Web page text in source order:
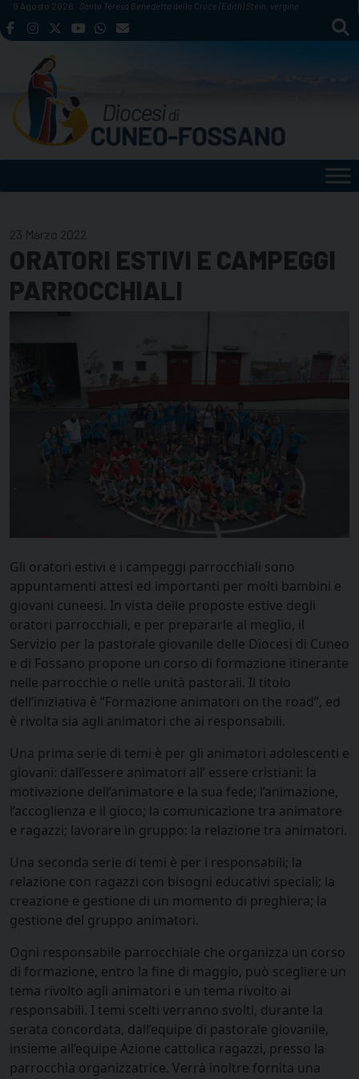
Skip
to
9 Agosto 2026 Santa Teresa Benedetta della Croce (Edith) Stein, vergine
23 Marzo 2022
ORATORI ESTIVI E CAMPEGGI
PARROCCHIALI
Gli oratori estivi e i campeggi parrocchiali sono
appuntamenti attesi ed importanti per molti bambini e
giovani cuneesi. In vista delle proposte estive degli
oratori parrocchiali, e per prepararle al meglio, il
Servizio per la pastorale giovanile delle Diocesi di Cuneo
e di Fossano propone un corso di formazione itinerante
nelle parrocchie o nelle unità pastorali. Il titolo
dell’iniziativa è “Formazione animatori on the road”, ed
è rivolta sia agli animatori che ai responsabili.
Una prima serie di temi è per gli animatori adolescenti e
giovani: dall’essere animatori all’ essere cristiani: la
motivazione dell’animatore e la sua fede; l’animazione,
l’accoglienza e il gioco; la comunicazione tra animatore
e ragazzi; lavorare in gruppo: la relazione tra animatori.
Una seconda serie di temi è per i responsabili; la
relazione con ragazzi con bisogni educativi speciali; la
creazione e gestione di un momento di preghiera; la
gestione del gruppo animatori.
Ogni responsabile parrocchiale che organizza un corso
di formazione, entro la fine di maggio, può scegliere un
tema rivolto agli animatori e un tema rivolto ai
responsabili. I temi scelti verranno svolti, durante la
serata concordata, dall’equipe di pastorale giovanile,
insieme all’equipe Azione cattolica ragazzi, presso la
parrocchia organizzatrice. Verrà inoltre fornita una